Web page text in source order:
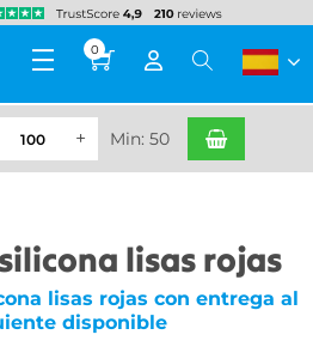
0
Min: 50
lisas rojas
lisas rojas con entrega al
disponible